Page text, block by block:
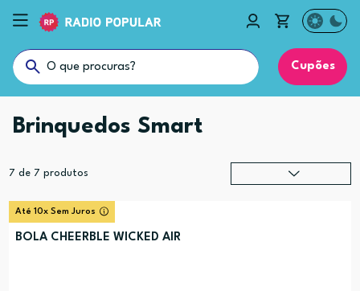
Cupões
Brinquedos Smart
7 de 7 produtos
Até 10x Sem Juros
BOLA CHEERBLE WICKED AIR